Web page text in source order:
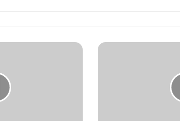
طانطان